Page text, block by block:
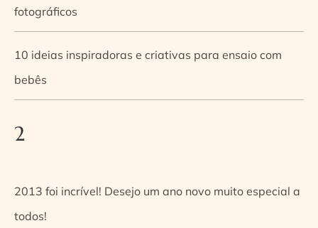
fotográficos
10 ideias inspiradoras e criativas para ensaio com
bebês
2
2013 foi incrível! Desejo um ano novo muito especial a
todos!